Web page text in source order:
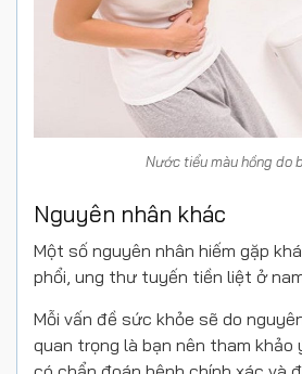
Nước tiểu màu hồng do
Nguyên nhân khác
Một số nguyên nhân hiếm gặp
phổi, ung thư tuyến tiền liệt ở
Mỗi vấn đề sức khỏe sẽ do
quan trọng là bạn nên tham khảo